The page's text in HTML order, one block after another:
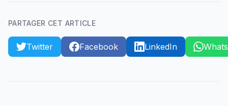
PARTAGER CET ARTICLE
Twitter Facebook LinkedIn